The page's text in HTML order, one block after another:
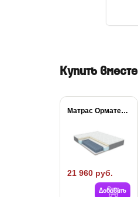
Купить
Матрас Орматек ЕВА...
21 960 руб.
Добавить